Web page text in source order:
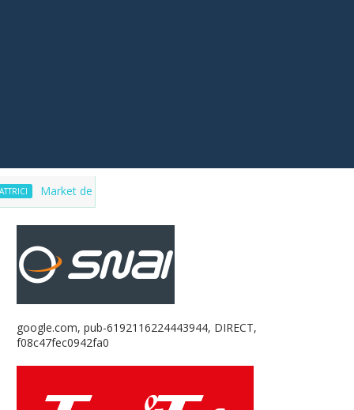
del purosangue, la lista delle fattrici in vendita. Aggiornamenti
google.com, pub-6192116224443944, DIRECT,
f08c47fec0942fa0